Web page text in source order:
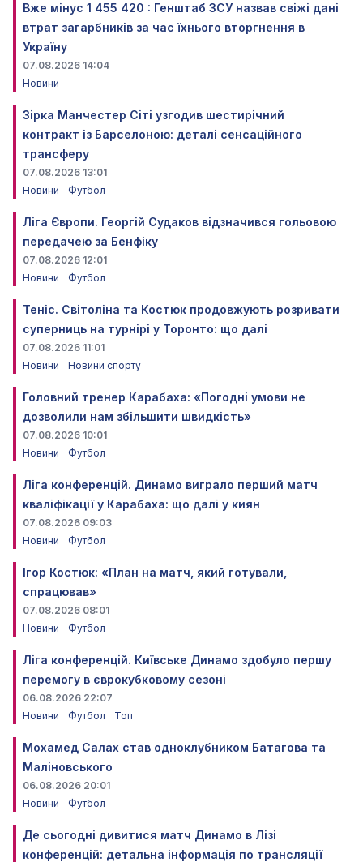
Вже мінус 1 455 420 : Генштаб ЗСУ назвав свіжі дані
втрат загарбників за час їхнього вторгнення в
Україну
07.08.2026 14:04
Новини
Зірка Манчестер Сіті узгодив шестирічний
контракт із Барселоною: деталі сенсаційного
трансферу
07.08.2026 13:01
Новини
Футбол
Ліга Європи. Георгій Судаков відзначився гольовою
передачею за Бенфіку
07.08.2026 12:01
Новини
Футбол
Теніс. Світоліна та Костюк продовжують розривати
суперниць на турнірі у Торонто: що далі
07.08.2026 11:01
Новини
Новини спорту
Головний тренер Карабаха: «Погодні умови не
дозволили нам збільшити швидкість»
07.08.2026 10:01
Новини
Футбол
Ліга конференцій. Динамо виграло перший матч
кваліфікації у Карабаха: що далі у киян
07.08.2026 09:03
Новини
Футбол
Ігор Костюк: «План на матч, який готували,
спрацював»
07.08.2026 08:01
Новини
Футбол
Ліга конференцій. Київське Динамо здобуло першу
перемогу в єврокубковому сезоні
06.08.2026 22:07
Новини
Футбол Топ
Мохамед Салах став одноклубником Батагова та
Маліновського
06.08.2026 20:01
Новини
Футбол
Де сьогодні дивитися матч Динамо в Лізі
конференцій: детальна інформація по трансляції